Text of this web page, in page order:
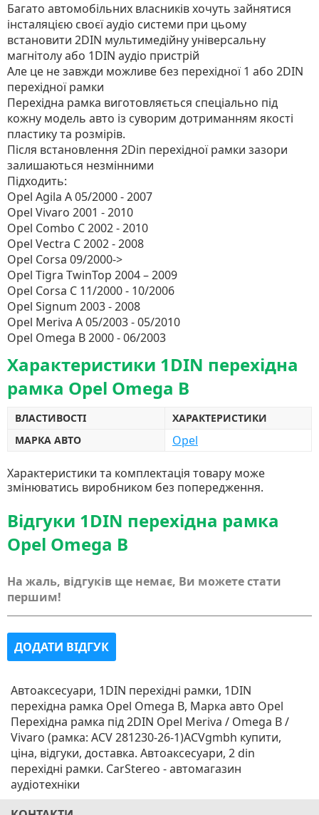
Багато автомобільних власників хочуть зайнятися
інсталяцією своєї аудіо системи при цьому
встановити 2DIN мультимедійну універсальну
магнітолу або 1DIN аудіо пристрій
Але це не завжди можливе без перехідної 1 або 2DIN
перехідної рамки
Перехідна рамка виготовляється спеціально під
кожну модель авто із суворим дотриманням якості
пластику та розмірів.
Після встановлення 2Din перехідної рамки зазори
залишаються незмінними
Підходить:
Opel Agila A 05/2000 - 2007
Opel Vivaro 2001 - 2010
Opel Combo C 2002 - 2010
Opel Vectra C 2002 - 2008
Opel Corsa 09/2000->
Opel Tigra TwinTop 2004 – 2009
Opel Corsa C 11/2000 - 10/2006
Opel Signum 2003 - 2008
Opel Meriva A 05/2003 - 05/2010
Opel Omega B 2000 - 06/2003
Характеристики 1DIN перехідна
рамка Opel Omega B
ВЛАСТИВОСТІ
ХАРАКТЕРИСТИКИ
МАРКА АВТО
Opel
Характеристики та комплектація товару може
змінюватись виробником без попередження.
Відгуки 1DIN перехідна рамка
Opel Omega B
На жаль, відгуків ще немає, Ви можете стати
першим!
ДОДАТИ ВІДГУК
Автоаксесуари, 1DIN перехідні рамки, 1DIN
перехідна рамка Opel Omega B, Марка авто Opel
Перехідна рамка під 2DIN Opel Meriva / Omega B /
Vivaro (рамка: ACV 281230-26-1)ACVgmbh купити,
ціна, відгуки, доставка. Автоаксесуари, 2 din
перехідні рамки. CarStereo - автомагазин
аудіотехніки